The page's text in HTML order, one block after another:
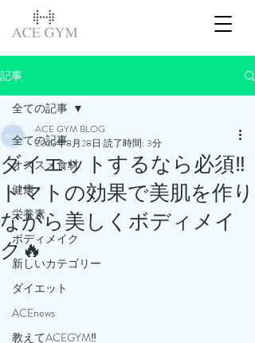
記事
全ての記事
オススメ食材
健康
栄養素
ボディメイク
新しいカテゴリー
ダイエット
ACEnews
教えてACEGYM‼️
全ての記事
ダイエットするなら必須‼️
トマトの効果で美肌を作り
ながら美しくボディメイ
ク🔥
ACE GYM BLOG
2023年8月28日 読了時間: 3分